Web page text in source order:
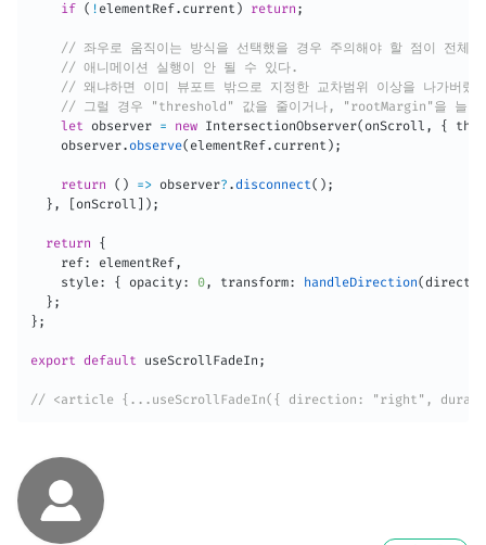
if ( ! elementRef. current ) return ;
// 좌우로 움직이는 방식을 선택했을 경우 주의해야 할 점이 전체
// 애니메이션 실행이 안 될 수 있다.
// 왜냐하면 이미 뷰포트 밖으로 지정한 교차범위 이상을 나가버렸
// 그럴 경우 "threshold" 값을 줄이거나, "rootMargin"을 늘리
let observer = new IntersectionObserver( onScroll , {
    observer
. observe( elementRef. current ) ;
return ( ) => observer? .disconnect( ) ;
} , onScroll ) ;
return
{
    ref
: elementRef,
    style
: { opacity: 0, transform: handleDirection(
} ;
} ;
export default useScrollFadeIn ;
// <article {...useScrollFadeIn({ direction: "right",